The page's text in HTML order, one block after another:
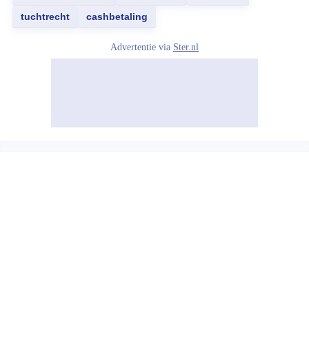
tuchtrecht cashbetaling
Advertentie via Ster.nl